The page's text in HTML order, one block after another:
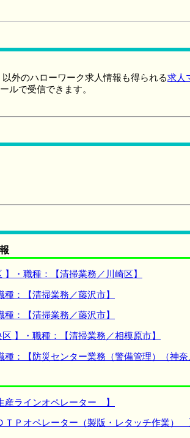
外のハローワーク求人情報も得られる求人
ルで受信できます。
・職種：【清掃業務／川崎区】
：【清掃業務／藤沢市】
：【清掃業務／藤沢市】
】・職種：【清掃業務／相模原市】
：【防災センター業務（警備管理）（神奈
産ラインオペレーター 】
Ｐオペレーター（製版・レタッチ作業）